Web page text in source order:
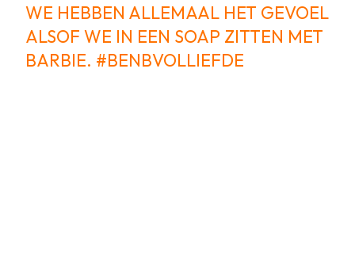
WE HEBBEN ALLEMAAL HET GEVOEL
ALSOF WE IN EEN SOAP ZITTEN MET
BARBIE. #BENBVOLLIEFDE